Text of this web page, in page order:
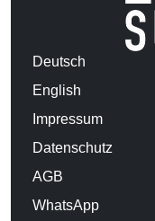
Deutsch
English
Impressum
Datenschutz
AGB
WhatsApp